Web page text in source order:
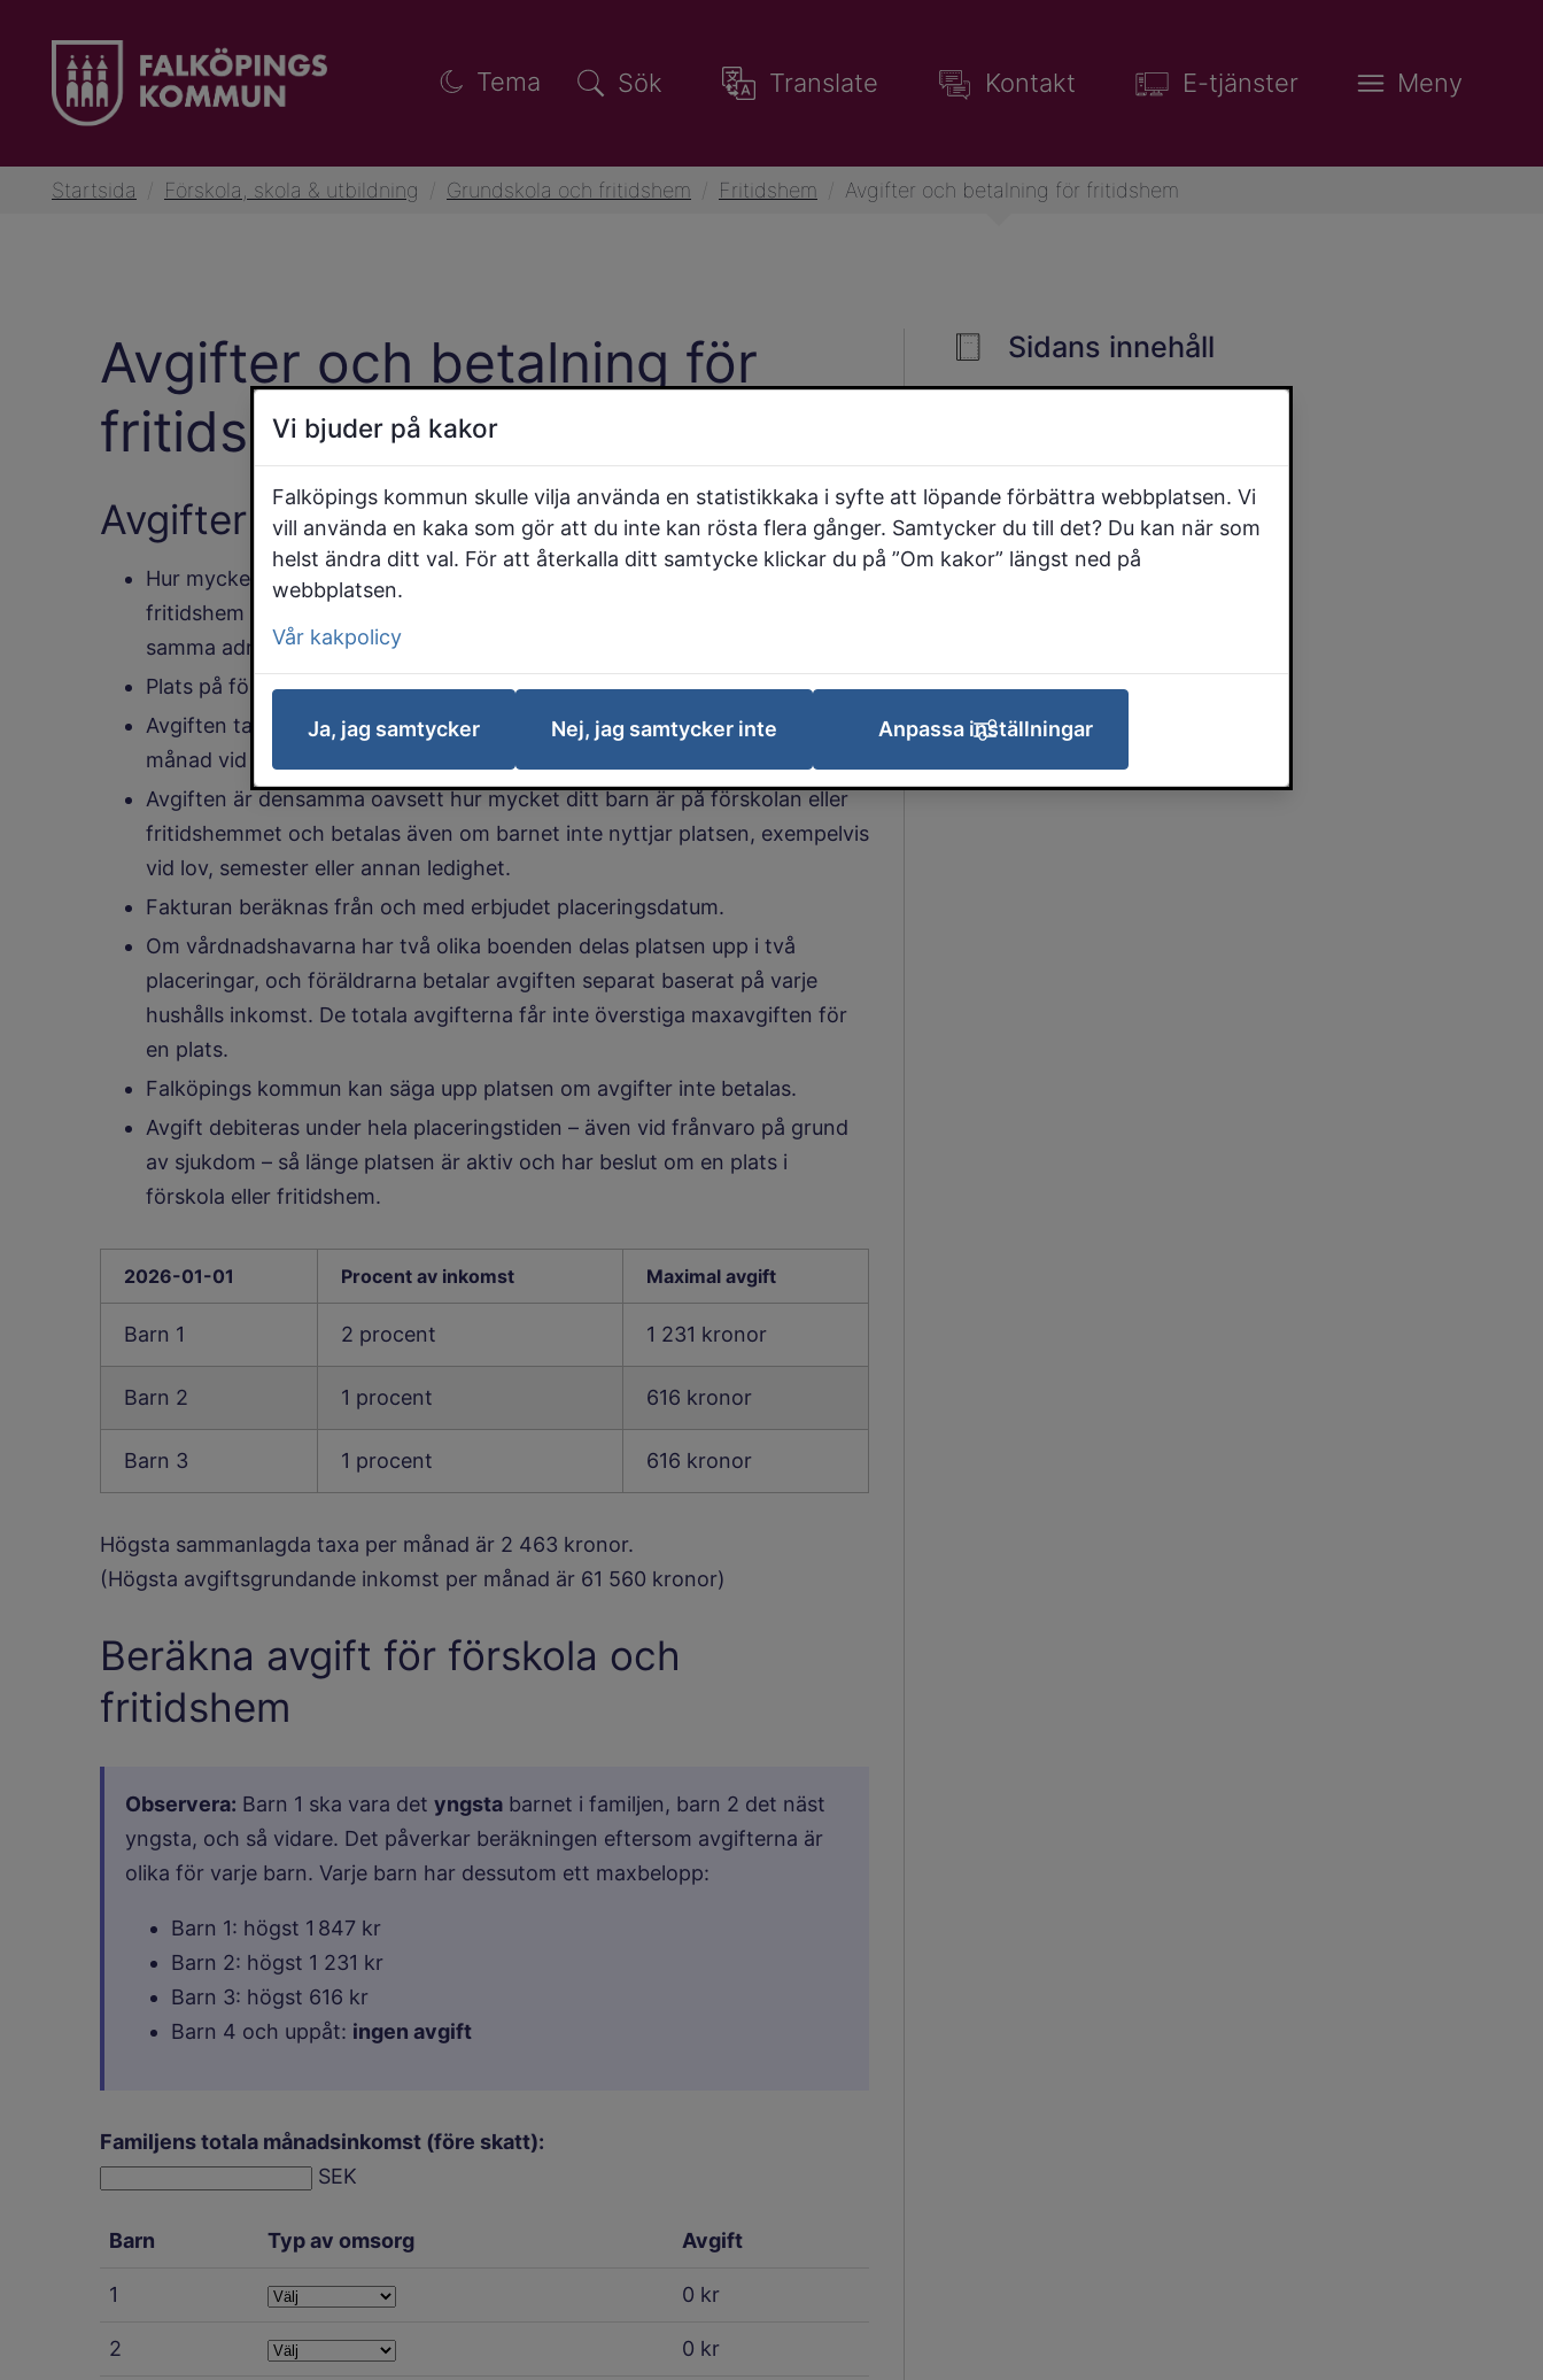
Tema Sök Translate Kontakt E-tjänster Meny
Startsida Förskola, skola & utbildning Grundskola och fritidshem Fritidshem Avgifter och betalning för fritidshem
Avgifter och betalning för
fritidshem
Avgifter
Hur mycket du som vårdnadshavare får betala i avgift för förskola och
fritidshem beror på hushållets (sammanboende och folkbokförda på
samma adress) månadsinkomst före skatt.
Plats på förskola och fritidshem betalas 12 månader per år.
Avgiften tas ut för innevarande månad. För barn som är inskrivna del av
månad vid placeringsstart eller uppsägning reduceras avgiften.
Avgiften är densamma oavsett hur mycket ditt barn är på förskolan eller
fritidshemmet och betalas även om barnet inte nyttjar platsen, exempelvis
vid lov, semester eller annan ledighet.
Fakturan beräknas från och med erbjudet placeringsdatum.
Om vårdnadshavarna har två olika boenden delas platsen upp i två
placeringar, och föräldrarna betalar avgiften separat baserat på varje
hushålls inkomst. De totala avgifterna får inte överstiga maxavgiften för
en plats.
Falköpings kommun kan säga upp platsen om avgifter inte betalas.
Avgift debiteras under hela placeringstiden – även vid frånvaro på grund
av sjukdom – så länge platsen är aktiv och har beslut om en plats i
förskola eller fritidshem.
Tabellen beskriver avgiften för fritidshem för barnen i en familj, kolumner
2026-01-01 Procent av inkomst Maximal avgift
Barn 1 2 procent 1 231 kronor
Barn 2 1 procent 616 kronor
Barn 3 1 procent 616 kronor
Högsta sammanlagda taxa per månad är 2 463 kronor.
(Högsta avgiftsgrundande inkomst per månad är 61 560 kronor)
Beräkna avgift för förskola och
fritidshem
Observera: Barn 1 ska vara det yngsta barnet i familjen, barn 2 det näst
yngsta, och så vidare. Det påverkar beräkningen eftersom avgifterna är
olika för varje barn. Varje barn har dessutom ett maxbelopp:
Barn 1: högst 1 847 kr
Barn 2: högst 1 231 kr
Barn 3: högst 616 kr
Barn 4 och uppåt: ingen avgift
Familjens totala månadsinkomst (före skatt):
SEK
Barn Typ av omsorg Avgift
1 0 kr
2 0 kr
Sidans innehåll
Vi bjuder på kakor
Falköpings kommun skulle vilja använda en statistikkaka i syfte att löpande förbättra webbplatsen. Vi
vill använda en kaka som gör att du inte kan rösta flera gånger. Samtycker du till det? Du kan när som
helst ändra ditt val. För att återkalla ditt samtycke klickar du på ”Om kakor” längst ned på
webbplatsen.
Vår kakpolicy
Ja, jag samtycker Nej, jag samtycker inte Anpassa inställningar